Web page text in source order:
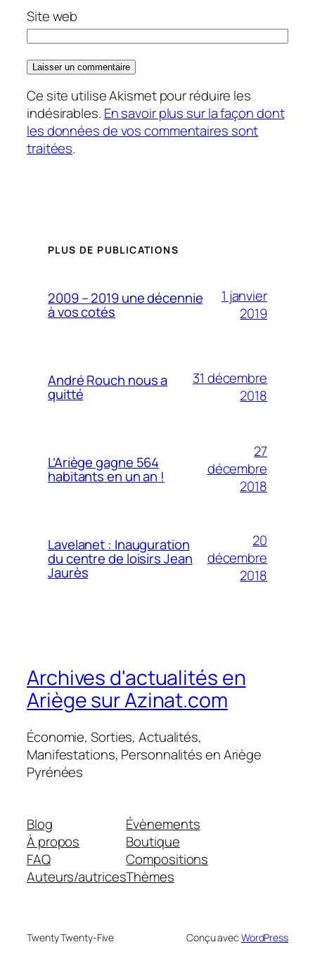
Site web
Ce site utilise Akismet pour réduire les
indésirables. En savoir plus sur la façon dont
les données de vos commentaires sont
traitées.
PLUS DE PUBLICATIONS
2009 – 2019 une décennie
à vos cotés
1 janvier
2019
André Rouch nous a
quitté
31 décembre
2018
L’Ariège gagne 564
habitants en un an !
27
décembre
2018
Lavelanet : Inauguration
du centre de loisirs Jean
Jaurès
20
décembre
2018
Archives d'actualités en
Ariège sur Azinat.com
Économie, Sorties, Actualités,
Manifestations, Personnalités en Ariège
Pyrénées
Blog
À propos
FAQ
Auteurs/autrices
Évènements
Boutique
Compositions
Thèmes
Twenty Twenty-Five Conçu avec WordPress